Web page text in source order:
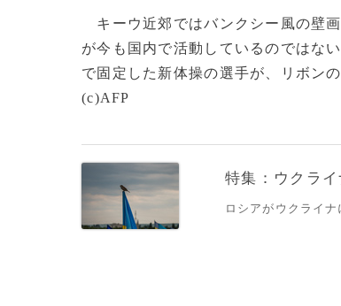
キーウ近郊ではバンクシー風の壁
が今も国内で活動しているのではな
で固定した新体操の選手が、リボン
(c)AFP
特集：ウクラ
ロシアがウクライ